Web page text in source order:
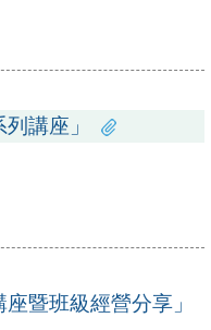
講座」
座暨班級經營分享」